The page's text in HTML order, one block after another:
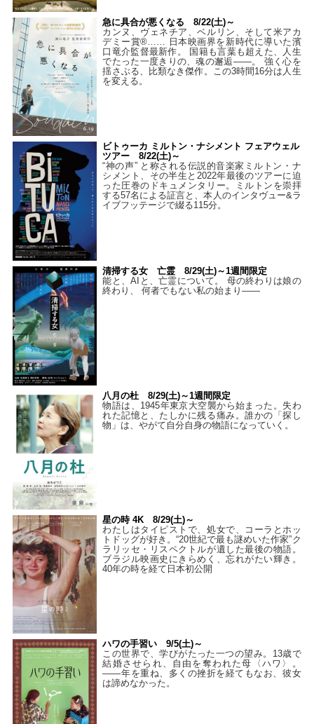
急に具合が悪くなる 8/22(土)～
カンヌ、ヴェネチア、ベルリン、そして米アカ
デミー賞®…… 日本映画界を新時代に導いた濱
口竜介監督最新作。 国籍も言葉も超えた、人生
でたった一度きりの、魂の邂逅――。 強く心を
揺さぶる、比類なき傑作。この3時間16分は人生
を変える。
ビトゥーカ ミルトン・ナシメント フェアウェル
ツアー 8/22(土)～
“神の声” と称される伝説的音楽家ミルトン・ナ
シメント、その半生と2022年最後のツアーに迫
った圧巻のドキュメンタリー。ミルトンを崇拝
する57名による証言と、本人のインタヴュー&ラ
イブフッテージで綴る115分。
清掃する女 亡霊 8/29(土)～1週間限定
能と、AIと、亡霊について。 母の終わりは娘の
終わり、 何者でもない私の始まり――
八月の杜 8/29(土)～1週間限定
物語は、1945年東京大空襲から始まった。失わ
れた記憶と、たしかに残る痛み。誰かの「探し
物」は、やがて自分自身の物語になっていく。
星の時 4K 8/29(土)～
わたしはタイピストで、処⼥で、コーラとホッ
トドッグが好き。“20世紀で最も謎めいた作家”ク
ラリッセ・リスペクトルが遺した最後の物語。
ブラジル映画史にきらめく、忘れがたい輝き。
40年の時を経て⽇本初公開
ハワの手習い 9/5(土)～
この世界で、学びがたった一つの望み。13歳で
結婚させられ、自由を奪われた母〈ハワ〉。
——年を重ね、多くの挫折を経てもなお、彼女
は諦めなかった。